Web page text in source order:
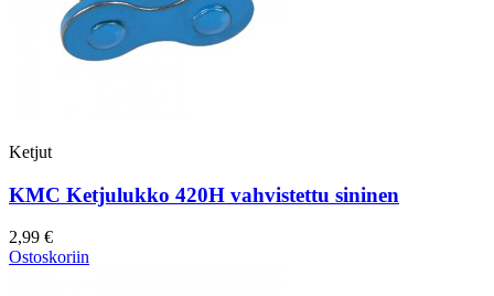
Ketjut
KMC Ketjulukko 420H vahvistettu sininen
2,99 €
Ostoskoriin